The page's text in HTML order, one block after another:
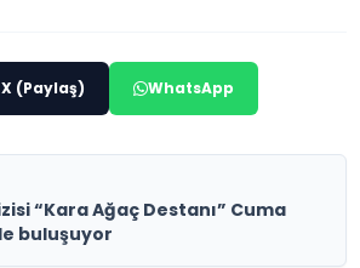
X (Paylaş) WhatsApp
“Kara Ağaç Destanı” Cuma
buluşuyor